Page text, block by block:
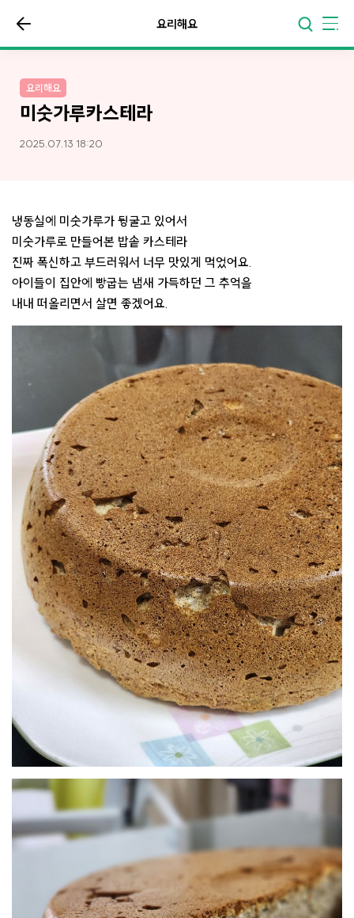
요리해요
요리해요
미숫가루카스테라
2025.07.13 18:20
냉동실에 미숫가루가 뒹굴고 있어서
미숫가루로 만들어본 밥솥 카스테라
진짜 폭신하고 부드러워서 너무 맛있게 먹었어요.
아이들이 집안에 빵굽는 냄새 가득하던 그 추억을
내내 떠올리면서 살면 좋겠어요.